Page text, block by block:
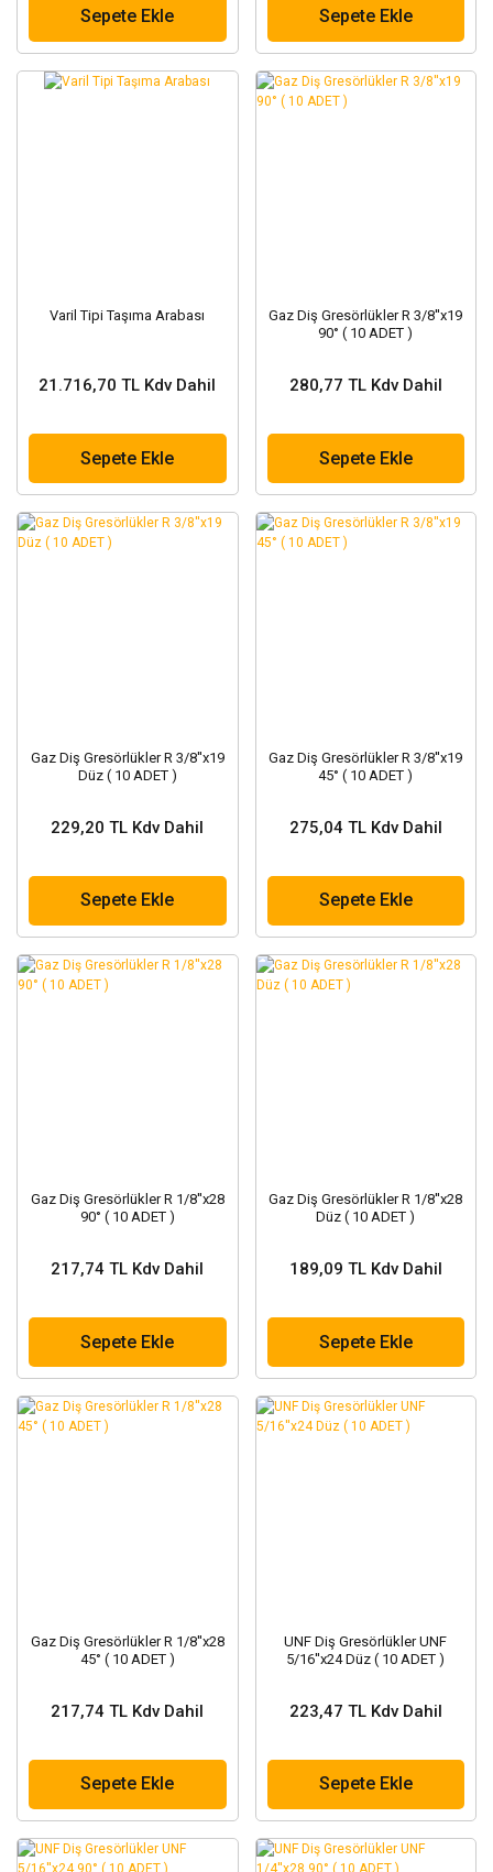
Sepete Ekle Sepete Ekle
Varil Tipi Taşıma Arabası
21.716,70 TL Kdv Dahil
Sepete Ekle
Gaz Diş Gresörlükler R 3/8''x19
90° ( 10 ADET )
280,77 TL Kdv Dahil
Sepete Ekle
Gaz Diş Gresörlükler R 3/8''x19
Düz ( 10 ADET )
229,20 TL Kdv Dahil
Sepete Ekle
Gaz Diş Gresörlükler R 3/8''x19
45° ( 10 ADET )
275,04 TL Kdv Dahil
Sepete Ekle
Gaz Diş Gresörlükler R 1/8''x28
90° ( 10 ADET )
217,74 TL Kdv Dahil
Sepete Ekle
Gaz Diş Gresörlükler R 1/8''x28
Düz ( 10 ADET )
189,09 TL Kdv Dahil
Sepete Ekle
Gaz Diş Gresörlükler R 1/8''x28
45° ( 10 ADET )
217,74 TL Kdv Dahil
Sepete Ekle
UNF Diş Gresörlükler UNF
5/16''x24 Düz ( 10 ADET )
223,47 TL Kdv Dahil
Sepete Ekle